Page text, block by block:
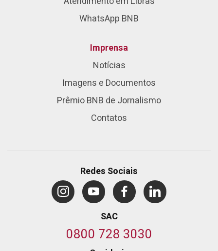
WhatsApp BNB
Imprensa
Notícias
Imagens e Documentos
Prêmio BNB de Jornalismo
Contatos
Redes Sociais
SAC
0800 728 3030